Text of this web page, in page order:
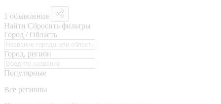
1 объявление
Найти Сбросить фильтры
Город / Область
Город, регион
Популярные
Все регионы